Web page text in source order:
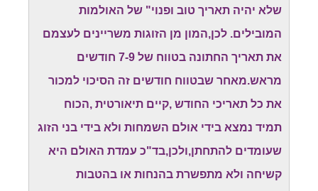
שלא יהיה תאריך טוב ופנוי" של האולמות
המובילים. לכן,המון מן הזוגות משריינים לעצמם
את תאריך החתונה בטווח של 7-9 חודשים
מראש.מאחר שבטווח חודשים זה הסיכוי למכור
את כל תאריכי החודש ,קיים תיאורטית ,הכוח
תמיד נמצא בידי אולם השמחות ולא בידי בני הזוג
שעומדים להתחתן,ולכן,בד"כ עמדת האולם היא
קשיחה ולא מתפשרת בהנחות או בהטבות